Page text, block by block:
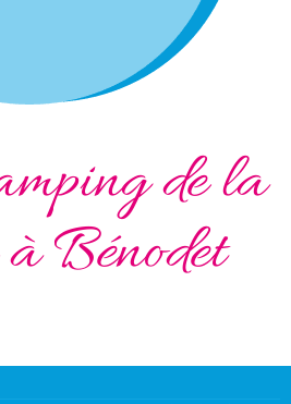
de la
Bénodet